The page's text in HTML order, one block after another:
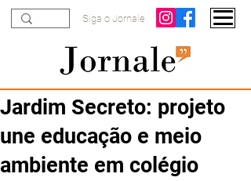
Siga o Jornale
Jardim Secreto: projeto
une educação e meio
ambiente em colégio